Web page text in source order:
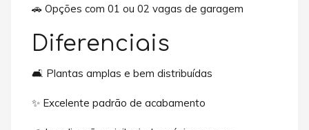
🚗 Opções com 01 ou 02 vagas de garagem
Diferenciais
🛋️ Plantas amplas e bem distribuídas
✨ Excelente padrão de acabamento